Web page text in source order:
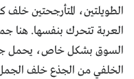
الطويلتين، المتأرجحتين
العربة تتحرك بنفسها.
السوق بشكل خاص، يحمل
الخلفي من الجذع خلف